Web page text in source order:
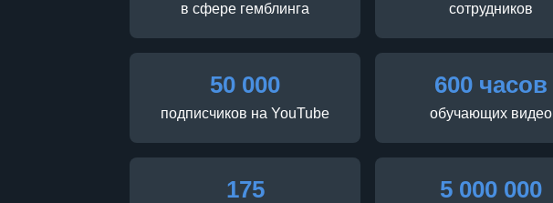
в сфере гемблинга сотрудников
50 000
подписчиков на YouTube
600 часов
обучающих видео
175 5 000 000